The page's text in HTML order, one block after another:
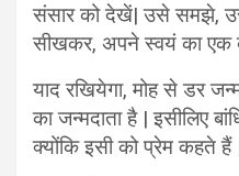
संसार को देखें| उसे समझे,
सीखकर, अपने स्वयं का एक
याद रखियेगा, मोह से डर
का जन्मदाता है | इसीलिए
क्योंकि इसी को प्रेम कहते हैं